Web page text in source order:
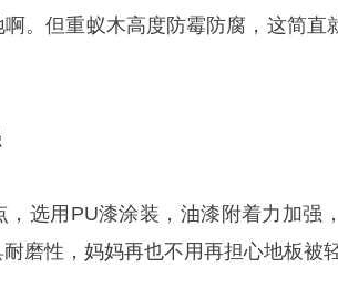
。但重蚁木高度防霉防腐，这简直
，选用PU漆涂装，油漆附着力加强
磨性，妈妈再也不用再担心地板被